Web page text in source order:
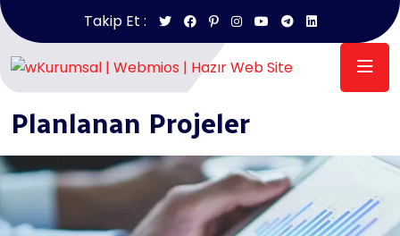
Takip Et :
Anasayfa
/
Planlanan Projeler
Planlanan Projeler